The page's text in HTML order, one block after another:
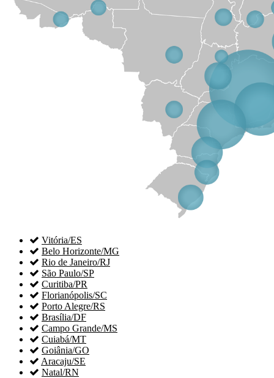
 Vitória/ES
 Belo Horizonte/MG
 Rio de Janeiro/RJ
 São Paulo/SP
 Curitiba/PR
 Florianópolis/SC
 Porto Alegre/RS
 Brasília/DF
 Campo Grande/MS
 Cuiabá/MT
 Goiânia/GO
 Aracaju/SE
 Natal/RN